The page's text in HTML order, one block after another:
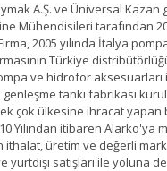
A.Ş. ve Üniversal
Mühendisileri tarafından
2005 yılında İtalya
Türkiye
ve hidrofor aksesuarları
genleşme tankı fabrikası
çok ülkesine ihracat
Yılından itibaren Alarko'ya
ithalat, üretim ve değerli
yurtdışı satışları ile yoluna